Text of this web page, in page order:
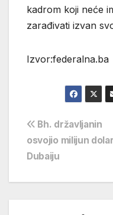
kadrom koji neće
zarađivati izvan
Izvor:federalna.ba
Navigacija
objava
Bh. državljanin
osvojio milijun
Dubaiju